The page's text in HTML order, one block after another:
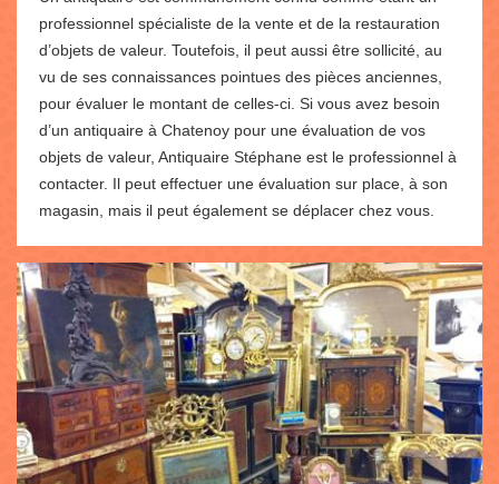
professionnel spécialiste de la vente et de la restauration
d’objets de valeur. Toutefois, il peut aussi être sollicité, au
vu de ses connaissances pointues des pièces anciennes,
pour évaluer le montant de celles-ci. Si vous avez besoin
d’un antiquaire à Chatenoy pour une évaluation de vos
objets de valeur, Antiquaire Stéphane est le professionnel à
contacter. Il peut effectuer une évaluation sur place, à son
magasin, mais il peut également se déplacer chez vous.